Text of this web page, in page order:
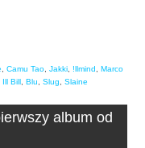
, Camu Tao, Jakki, !llmind , Marco
Ill Bill , Blu, Slug, Slaine
album od